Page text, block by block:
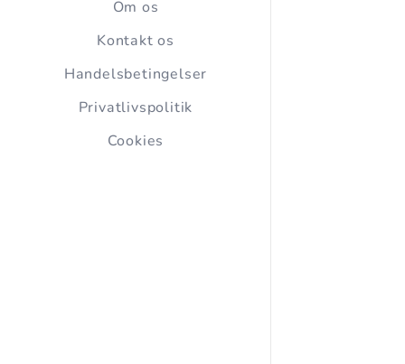
Om os
Kontakt os
Handelsbetingelser
Privatlivspolitik
Cookies